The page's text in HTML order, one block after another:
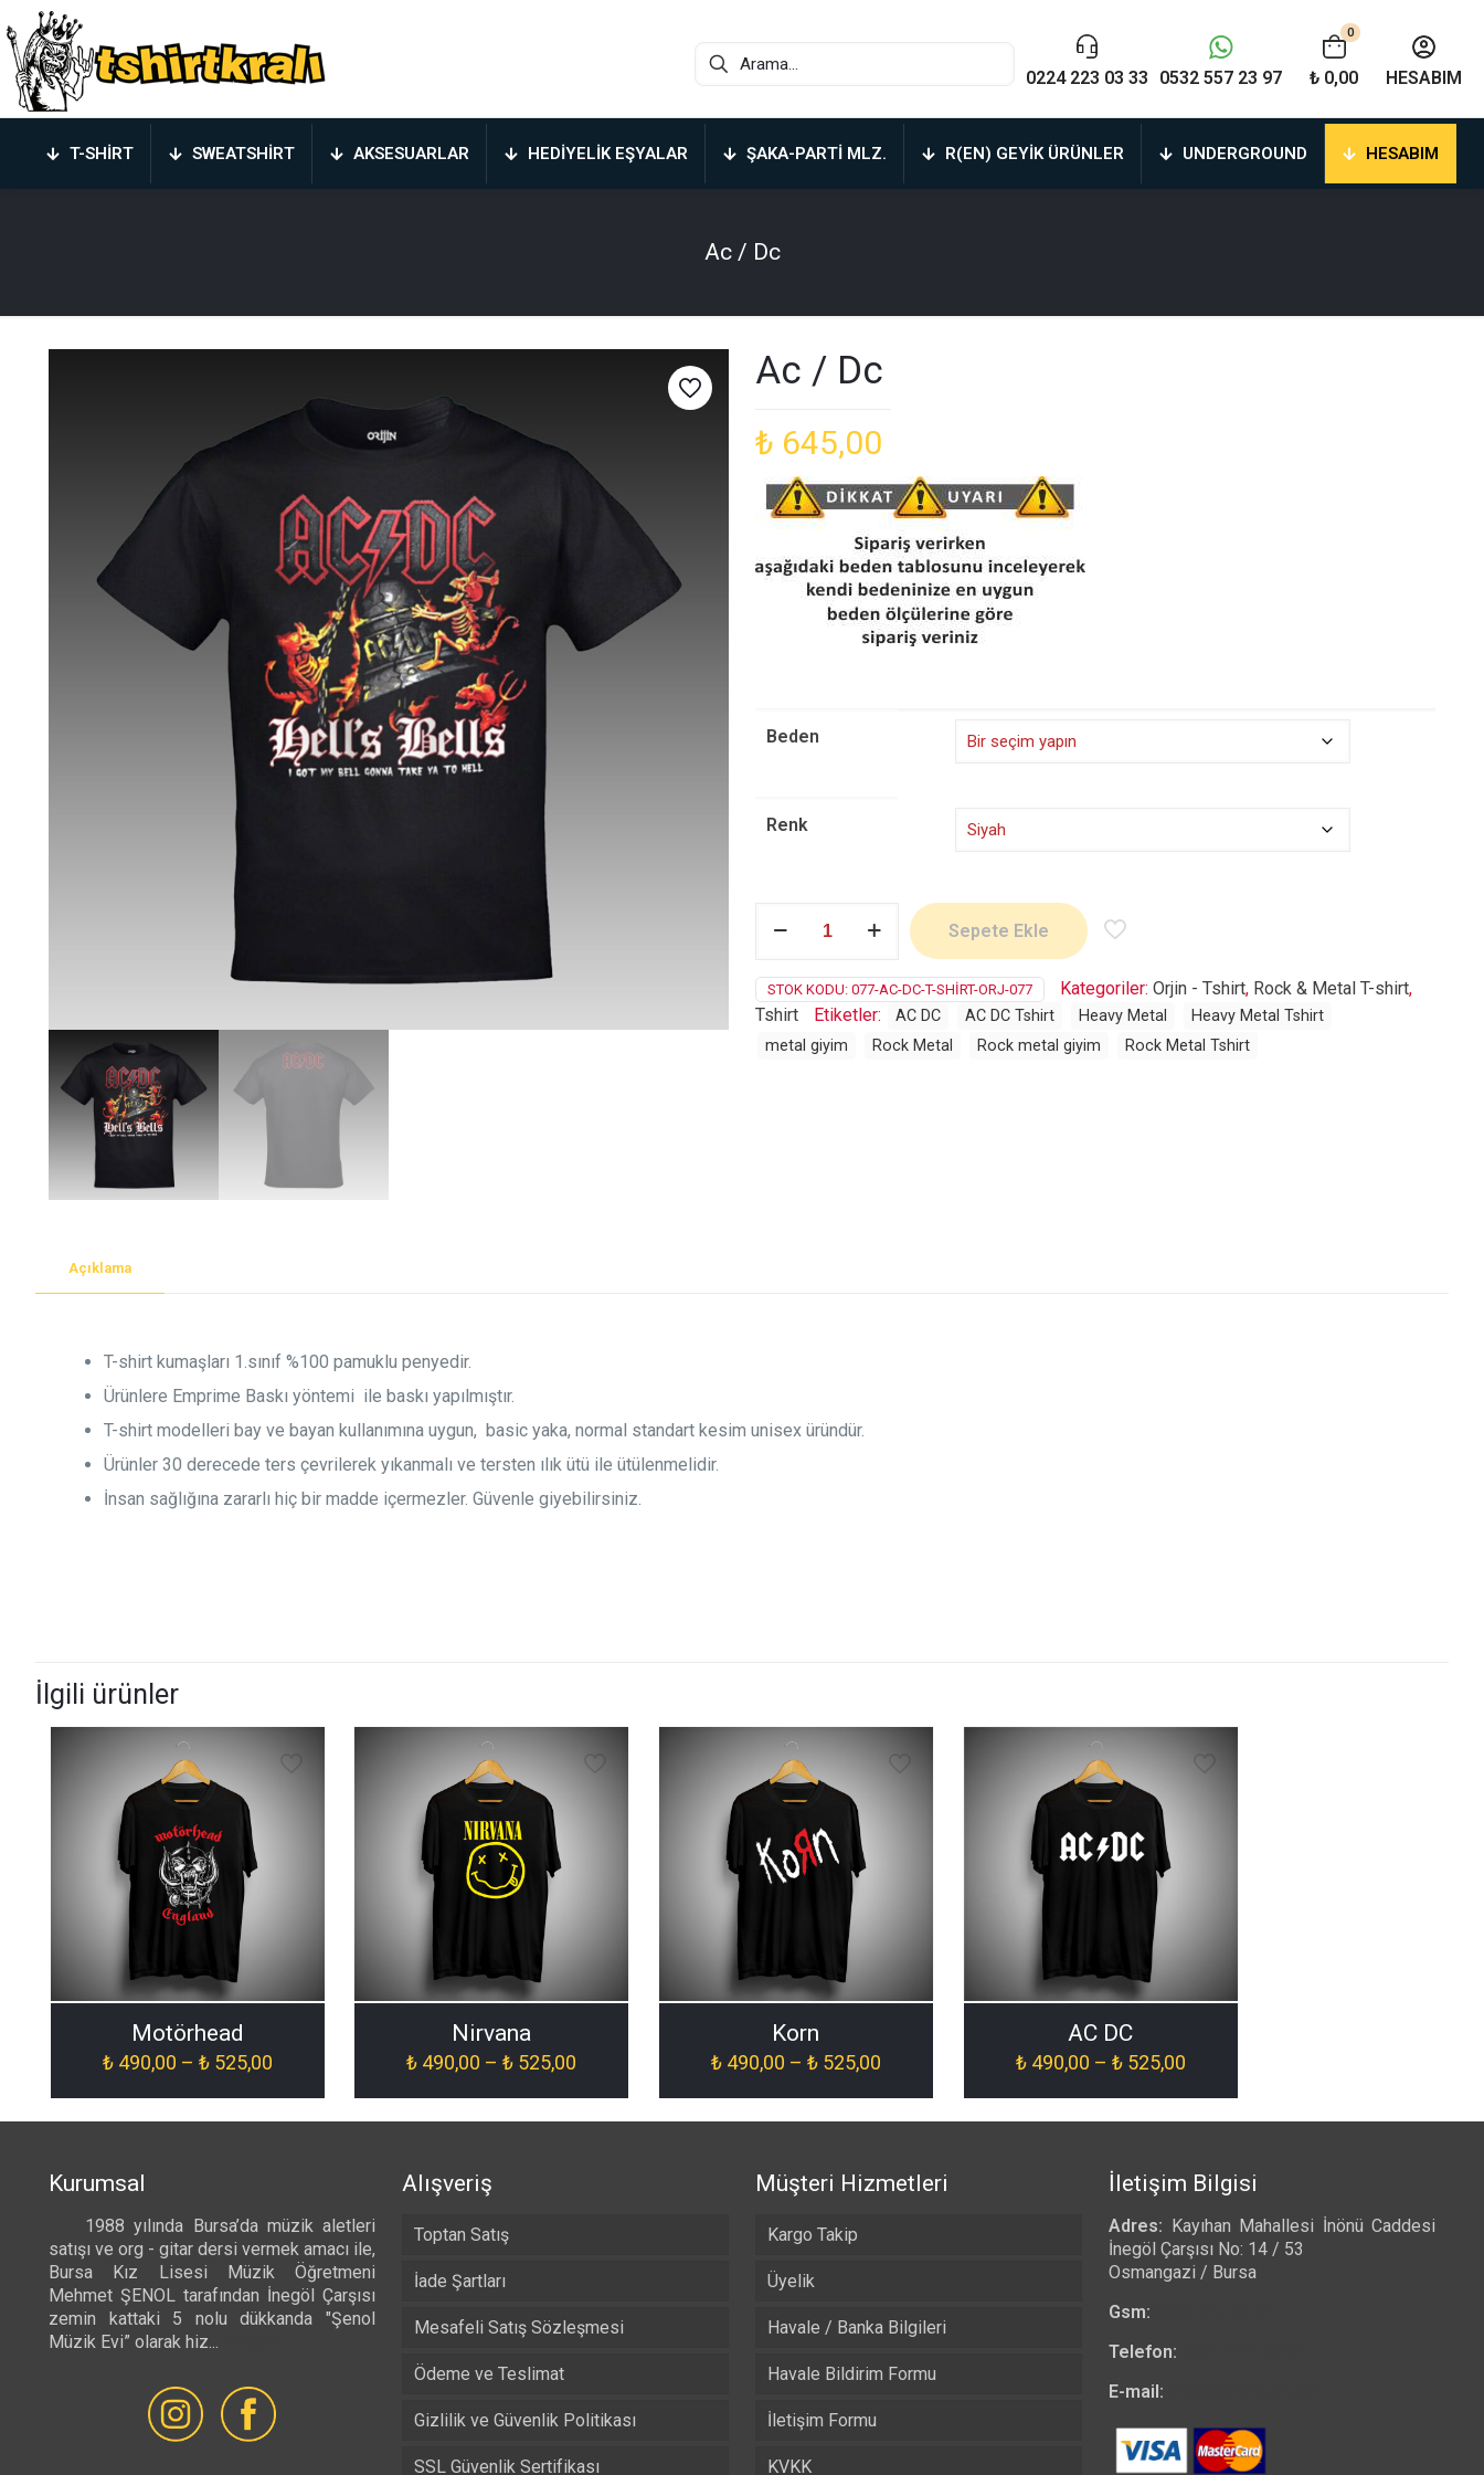
0224 223 03 33 0532 557 23 97
0
₺ 0,00 HESABIM
T-SHIRT SWEATSHIRT AKSESUARLAR HEDIYELIK EŞYALAR ŞAKA-PARTI MLZ. R(EN) GEYIK ÜRÜNLER UNDERGROUND HESABIM
Ac / Dc
Ac / Dc
₺ 645,00
Beden
Renk
adet
Sepete Ekle
STOK KODU: 077-AC-DC-T-SHIRT-ORJ-077 Kategoriler: Orjin - Tshirt, Rock & Metal T-shirt,
Tshirt
Etiketler: AC DC AC DC Tshirt Heavy Metal
Heavy Metal Tshirt
metal giyim
Rock Metal Rock metal giyim Rock Metal Tshirt
Açıklama
T-shirt kumaşları 1.sınıf %100 pamuklu penyedir.
Ürünlere Emprime Baskı yöntemi ile baskı yapılmıştır.
T-shirt modelleri bay ve bayan kullanımına uygun, basic yaka, normal standart kesim unisex üründür.
Ürünler 30 derecede ters çevrilerek yıkanmalı ve tersten ılık ütü ile ütülenmelidir.
İnsan sağlığına zararlı hiç bir madde içermezler. Güvenle giyebilirsiniz.
İlgili ürünler
Motörhead
₺490,00 – ₺525,00Fiyat
Nirvana
₺ 490,00 –₺ 525,00
Korn
₺490,00 – ₺525,00Fiyat
AC DC
₺490,00 – ₺525,00Fiyat
Kurumsal
1988 yılında Bursa’da müzik aletleri
satışı ve org - gitar dersi vermek amacı ile,
Bursa Kız Lisesi Müzik Öğretmeni
Mehmet ŞENOL tarafından İnegöl Çarşısı
zemin kattaki 5 nolu dükkanda "Şenol
Müzik Evi” olarak hiz...
Alışveriş
Toptan Satış
İade Şartları
Mesafeli Satış Sözleşmesi
Ödeme ve Teslimat
Gizlilik ve Güvenlik Politikası
SSL Güvenlik Sertifikası
Müşteri Hizmetleri
Kargo Takip
Üyelik
Havale / Banka Bilgileri
Havale Bildirim Formu
İletişim Formu
KVKK
İletişim Bilgisi
Adres: Kayıhan Mahallesi İnönü Caddesi
İnegöl Çarşısı No: 14 / 53
Osmangazi / Bursa
Gsm:
Telefon:
E-mail: